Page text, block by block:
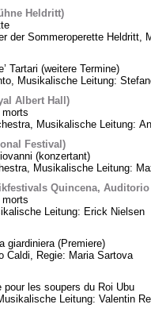
Heldritt)
der Sommeroperette Heldritt,
Tartari (weitere Termine)
Musikalische Leitung:
Albert Hall)
Musikalische Leitung:
Festival)
(konzertant)
Musikalische Leitung:
Quincena,
Leitung: Erick Nielsen
giardiniera (Premiere)
Caldi, Regie: Maria Sartova
les soupers du Roi Ubu
Leitung: Valentin